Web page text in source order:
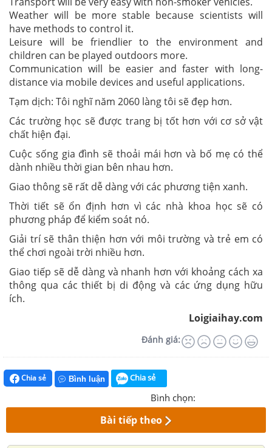
Weather will be more stable because scientists will
have methods to control it.
Leisure will be friendlier to the environment and
children can be played outdoors more.
Communication will be easier and faster with long-
distance via mobile devices and useful applications.
Tạm dịch: Tôi nghĩ năm 2060 làng tôi sẽ đẹp hơn.
Các trường học sẽ được trang bị tốt hơn với cơ sở vật
chất hiện đại.
Cuộc sống gia đình sẽ thoải mái hơn và bố mẹ có thể
dành nhiều thời gian bên nhau hơn.
Giao thông sẽ rất dễ dàng với các phương tiện xanh.
Thời tiết sẽ ổn định hơn vì các nhà khoa học sẽ có
phương pháp để kiểm soát nó.
Giải trí sẽ thân thiện hơn với môi trường và trẻ em có
thể chơi ngoài trời nhiều hơn.
Giao tiếp sẽ dễ dàng và nhanh hơn với khoảng cách xa
thông qua các thiết bị di động và các ứng dụng hữu
ích.
Loigiaihay.com
Đánh giá:
Chia sẻ Bình luận Chia sẻ
Bình chọn:
Bài tiếp theo